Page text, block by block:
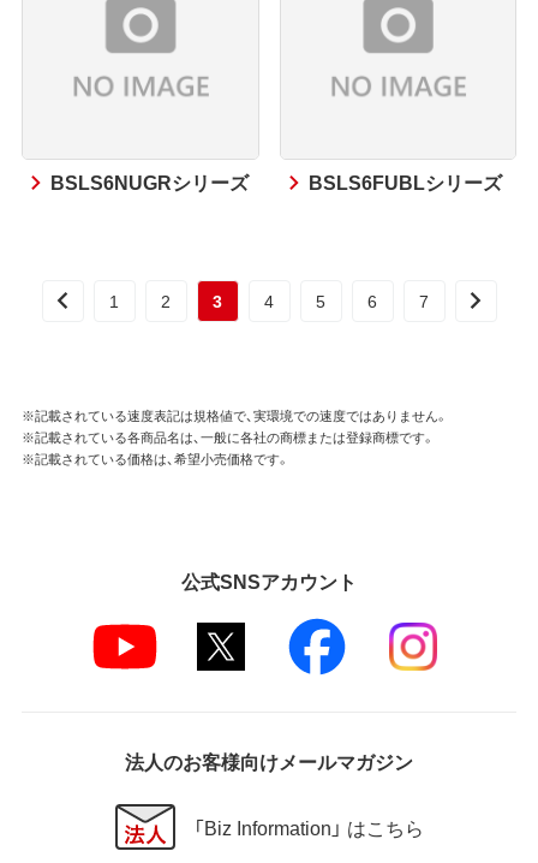
BSLS6NUGRシリーズ BSLS6FUBLシリーズ
1 2 3 4 5 6 7
※記載されている速度表記は規格値で、実環境での速度ではありません。
※記載されている各商品名は、一般に各社の商標または登録商標です。
※記載されている価格は、希望小売価格です。
公式SNSアカウント
法人のお客様向けメールマガジン
「Biz Information」 はこちら